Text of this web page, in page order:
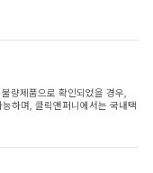
량제품으로 확인되었을 경우,
하며, 클릭앤퍼니에서는 국내택